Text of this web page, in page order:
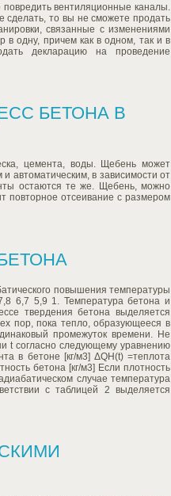
вентиляционные каналы.
сделать, то вы не сможете продать
связанные с изменениями
в одну, причем как в одном, так и в
декларацию на проведение
БЕТОНА В
цемента, воды. Щебень может
автоматическим, в зависимости от
остаются те же. Щебень, можно
повторное отсеивание с размером
повышения температуры
6,7 5,9 1. Температура бетона и
твердения бетона выделяется
пор, пока тепло, образующееся в
промежуток времени. Не
t согласно следующему уравнению
в бетоне [кг/м3] ΔQH(t) =теплота
бетона [кг/м3] Если плотность
случае температура
с таблицей 2 выделяется